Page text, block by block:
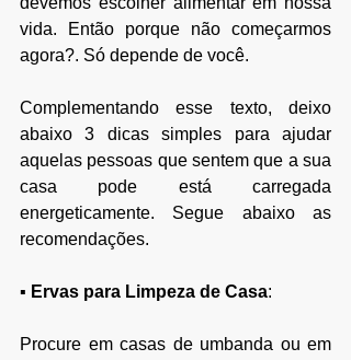
vida. Então porque não começarmos
agora?. Só depende de você.
Complementando esse texto, deixo
abaixo 3 dicas simples para ajudar
aquelas pessoas que sentem que a sua
casa pode está carregada
energeticamente. Segue abaixo as
recomendações.
▪ Ervas para Limpeza de Casa:
Procure em casas de umbanda ou em